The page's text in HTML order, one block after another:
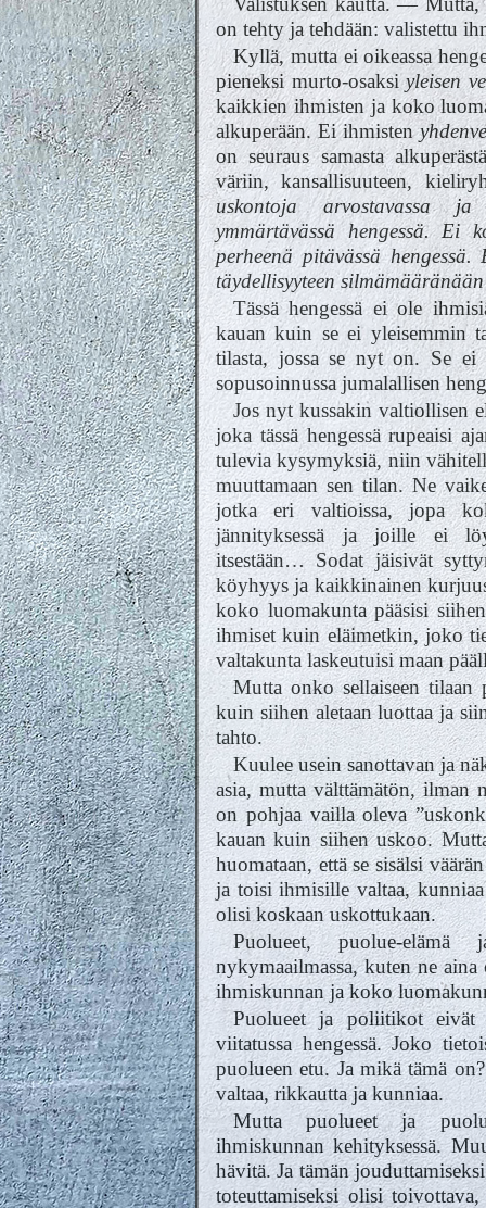
on tehty ja tehdään: valistettu
Kyllä, mutta ei oikeassa
pieneksi murto-osaksiyleisen
kaikkien ihmisten ja koko
alkuperään. Ei ihmisten
on seuraus samasta
väriin, kansallisuuteen,
uskontoja arvostavassa
ymmärtävässä hengessä. Ei
perheenä pitävässä
täydellisyyteen
Tässä hengessä ei ole
kauan kuin se ei yleisemmin
tilasta, jossa se nyt on. Se
sopusoinnussa jumalallisen
Jos nyt kussakin valtiollisen
joka tässä hengessä rupeaisi
tulevia kysymyksiä, niin
muuttamaan sen tilan. Ne
jotka eri valtioissa, jopa
jännityksessä ja joille ei
itsestään… Sodat jäisivät
köyhyys ja kaikkinainen
koko luomakunta pääsisi
ihmiset kuin eläimetkin, joko
valtakunta laskeutuisi maan
Mutta onko sellaiseen
kuin siihen aletaan luottaa ja
tahto.
Kuulee usein sanottavan ja
asia, mutta välttämätön, ilman
on pohjaa vailla oleva
kauan kuin siihen uskoo.
huomataan, että se sisälsi
ja toisi ihmisille valtaa,
olisi koskaan uskottukaan.
Puolueet, puolue-
nykymaailmassa, kuten ne
ihmiskunnan ja koko
Puolueet ja poliitikot eivät
viitatussa hengessä. Joko
puolueen etu. Ja mikä tämä
valtaa, rikkautta ja kunniaa.
Mutta puolueet ja
ihmiskunnan kehityksessä.
hävitä. Ja tämän
toteuttamiseksi olisi